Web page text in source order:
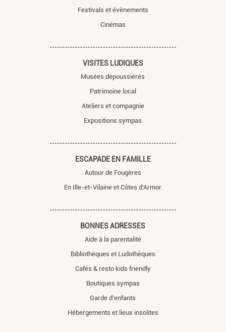
Festivals et évènements
Cinémas
VISITES LUDIQUES
Musées dépoussiérés
Patrimoine local
Ateliers et compagnie
Expositions sympas
ESCAPADE EN FAMILLE
Autour de Fougères
En Ille-et-Vilaine et Côtes d'Armor
BONNES ADRESSES
Aide à la parentalité
Bibliothèques et Ludothèques
Cafés & resto kids friendly
Boutiques sympas
Garde d'enfants
Hébergements et lieux insolites